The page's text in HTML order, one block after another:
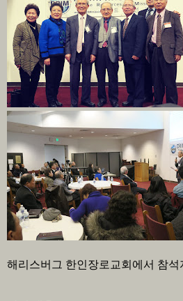
해리스버그 한인장로교회에